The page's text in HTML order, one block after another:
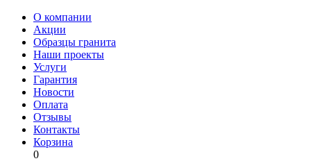
О компании
Акции
Образцы гранита
Наши проекты
Услуги
Гарантия
Новости
Оплата
Отзывы
Контакты
Корзина
0